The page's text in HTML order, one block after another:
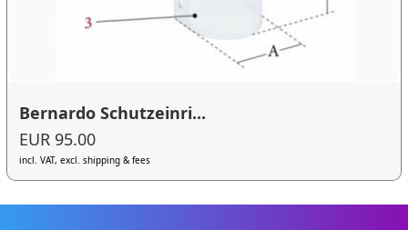
Bernardo Schutzeinri...
EUR 95.00
incl. VAT, excl. shipping & fees